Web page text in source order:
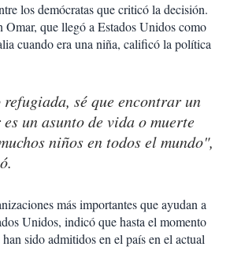
los demócratas que criticó la decisión.
Omar, que llegó a Estados Unidos como
cuando era una niña, calificó la política
refugiada, sé que encontrar un
un asunto de vida o muerte
niños en todos el mundo",
más importantes que ayudan a
Unidos, indicó que hasta el momento
sido admitidos en el país en el actual